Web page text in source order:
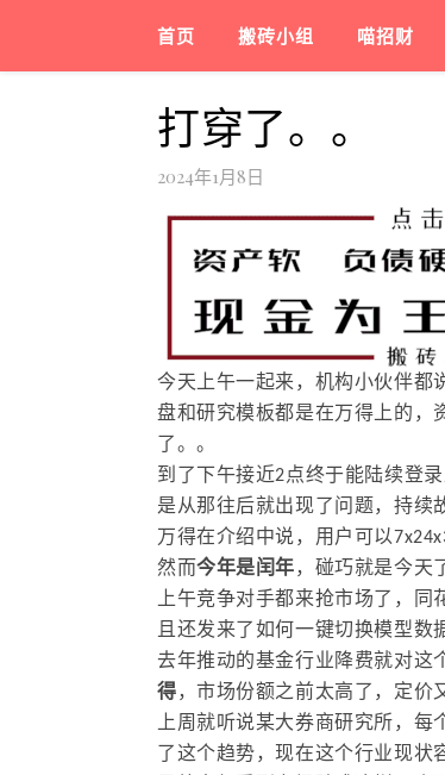
首页 搬砖小组 喵招财
打穿了。。
2024年1月8日
今天上午一起来，机构小伙伴都
盘和研究模板都是在万得上的，
了。。
到了下午接近2点终于能陆续登
是从那往后就出现了问题，持续
万得在介绍中说，用户可以
然而今年是闰年，碰巧就是今天
上午竞争对手都来抢市场了，同
且还发来了如何一键切换模型数
去年推动的基金行业降费就对这
得，市场份额之前太高了，定价
上周就听说某大券商研究所，每
了这个趋势，现在这个行业现状